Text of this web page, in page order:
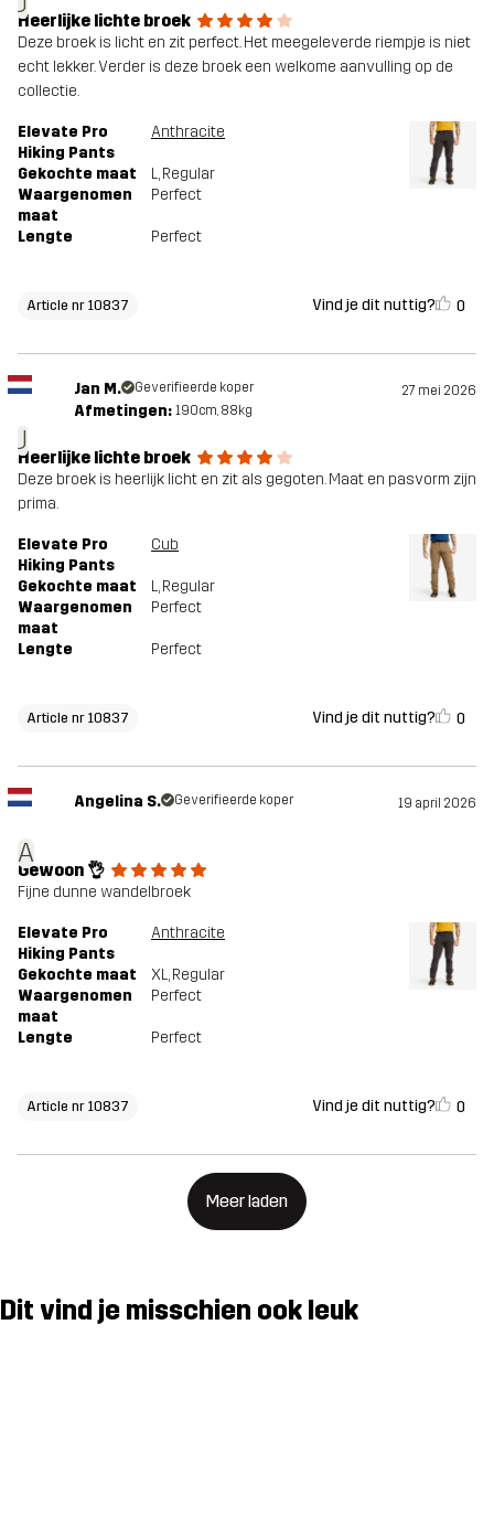
Heerlijke lichte broek
Deze broek is licht en zit perfect. Het meegeleverde riempje is niet
echt lekker. Verder is deze broek een welkome aanvulling op de
collectie.
Elevate Pro
Hiking Pants
Anthracite
Gekochte maat L, Regular
Waargenomen
maat
Perfect
Lengte Perfect
Article nr 10837 Vind je dit nuttig? 0
J
Jan M. Geverifieerde koper 27 mei 2026
Afmetingen: 190cm, 88kg
Heerlijke lichte broek
Deze broek is heerlijk licht en zit als gegoten. Maat en pasvorm zijn
prima.
Elevate Pro
Hiking Pants
Cub
Gekochte maat L, Regular
Waargenomen
maat
Perfect
Lengte Perfect
Article nr 10837 Vind je dit nuttig? 0
A
Angelina S. Geverifieerde koper 19 april 2026
Gewoon 👌
Fijne dunne wandelbroek
Elevate Pro
Hiking Pants
Anthracite
Gekochte maat XL, Regular
Waargenomen
maat
Perfect
Lengte Perfect
Article nr 10837 Vind je dit nuttig? 0
Meer laden
Dit vind je misschien ook leuk